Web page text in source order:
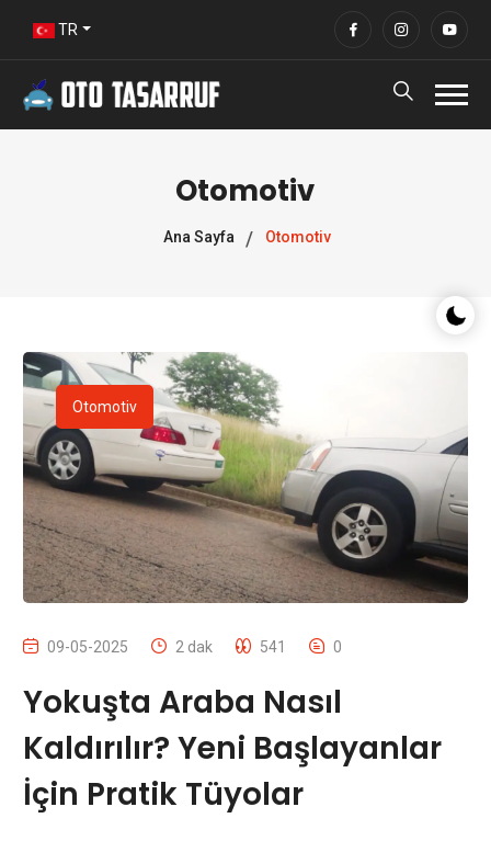
Gece/
TR
Otomotiv
Ana Sayfa Otomotiv
Otomotiv
09-05-2025 2 dak 541 0
Yokuşta Araba Nasıl
Kaldırılır? Yeni Başlayanlar
İçin Pratik Tüyolar